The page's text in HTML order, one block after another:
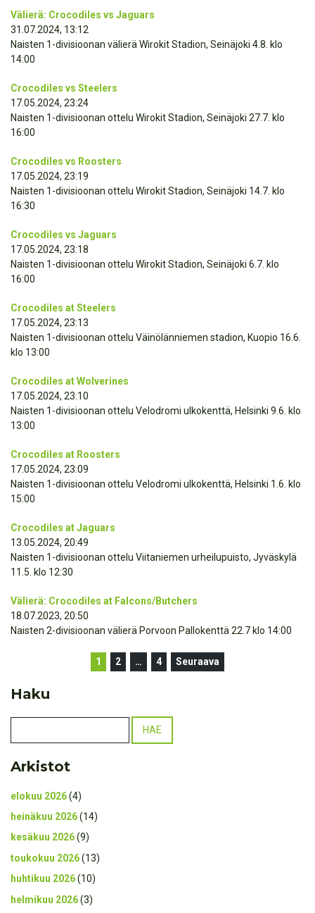
Välierä: Crocodiles vs Jaguars
31.07.2024, 13:12
Naisten 1-divisioonan välierä Wirokit Stadion, Seinäjoki 4.8. klo
14:00
Crocodiles vs Steelers
17.05.2024, 23:24
Naisten 1-divisioonan ottelu Wirokit Stadion, Seinäjoki 27.7. klo
16:00
Crocodiles vs Roosters
17.05.2024, 23:19
Naisten 1-divisioonan ottelu Wirokit Stadion, Seinäjoki 14.7. klo
16:30
Crocodiles vs Jaguars
17.05.2024, 23:18
Naisten 1-divisioonan ottelu Wirokit Stadion, Seinäjoki 6.7. klo
16:00
Crocodiles at Steelers
17.05.2024, 23:13
Naisten 1-divisioonan ottelu Väinölänniemen stadion, Kuopio 16.6.
klo 13:00
Crocodiles at Wolverines
17.05.2024, 23:10
Naisten 1-divisioonan ottelu Velodromi ulkokenttä, Helsinki 9.6. klo
13:00
Crocodiles at Roosters
17.05.2024, 23:09
Naisten 1-divisioonan ottelu Velodromi ulkokenttä, Helsinki 1.6. klo
15:00
Crocodiles at Jaguars
13.05.2024, 20:49
Naisten 1-divisioonan ottelu Viitaniemen urheilupuisto, Jyväskylä
11.5. klo 12:30
Välierä: Crocodiles at Falcons/Butchers
18.07.2023, 20:50
Naisten 2-divisioonan välierä Porvoon Pallokenttä 22.7 klo 14:00
1 2 … 4 Seuraava
Haku
Arkistot
elokuu 2026(4)
heinäkuu 2026(14)
kesäkuu 2026(9)
toukokuu 2026(13)
huhtikuu 2026(10)
helmikuu 2026(3)